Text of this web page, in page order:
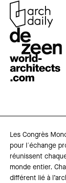
Les Congrès
pour l´échange
réunissent
monde entier.
différent lié à